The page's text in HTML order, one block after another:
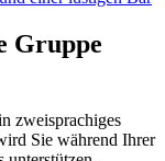
Gruppe
zweisprachiges
Sie während Ihrer